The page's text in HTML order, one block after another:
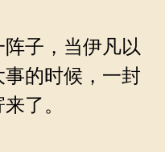
子，当伊凡以
的时候，一封
了。